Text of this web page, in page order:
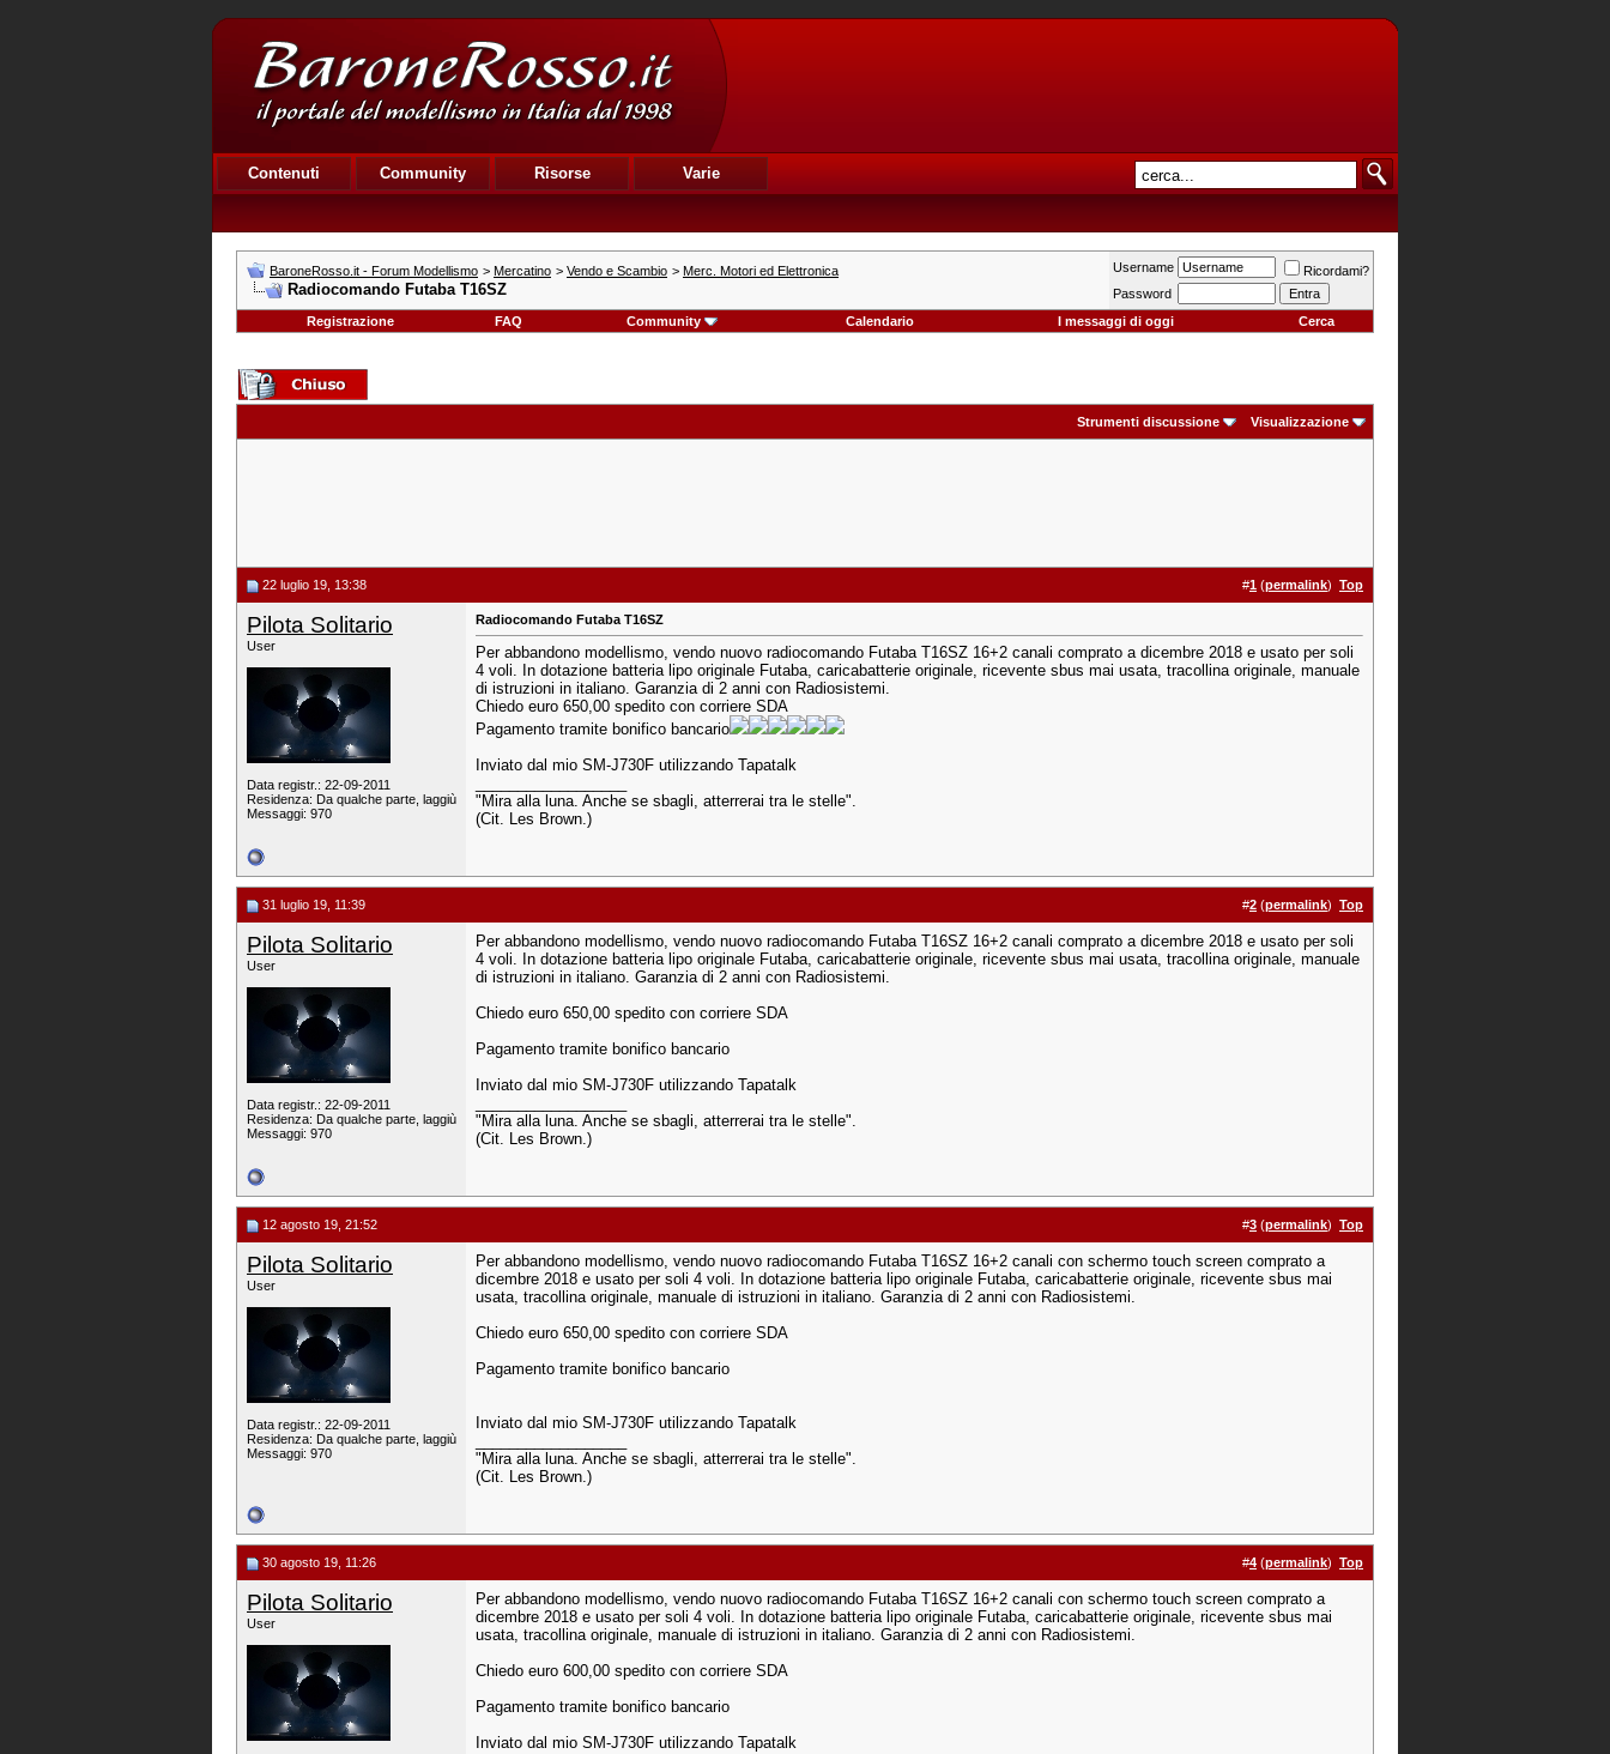
Contenuti Community Risorse Varie
BaroneRosso.it - Forum Modellismo > Mercatino > Vendo e Scambio > Merc. Motori ed Elettronica
Radiocomando Futaba T16SZ
Username
Ricordami?
Password
Registrazione
FAQ Community Calendario I messaggi di oggi Cerca
Strumenti discussione Visualizzazione
22 luglio 19, 13:38 #1 (permalink) Top
Pilota Solitario
User
Data registr.: 22-09-2011
Residenza: Da qualche parte, laggiù
Messaggi: 970
Radiocomando Futaba T16SZ
Per abbandono modellismo, vendo nuovo radiocomando Futaba T16SZ 16+2 canali comprato a dicembre 2018 e usato per soli
4 voli. In dotazione batteria lipo originale Futaba, caricabatterie originale, ricevente sbus mai usata, tracollina originale, manuale
di istruzioni in italiano. Garanzia di 2 anni con Radiosistemi.
Chiedo euro 650,00 spedito con corriere SDA
Pagamento tramite bonifico bancario
Inviato dal mio SM-J730F utilizzando Tapatalk
"Mira alla luna. Anche se sbagli, atterrerai tra le stelle".
(Cit. Les Brown.)
31 luglio 19, 11:39 #2 (permalink) Top
Pilota Solitario
User
Data registr.: 22-09-2011
Residenza: Da qualche parte, laggiù
Messaggi: 970
Per abbandono modellismo, vendo nuovo radiocomando Futaba T16SZ 16+2 canali comprato a dicembre 2018 e usato per soli
4 voli. In dotazione batteria lipo originale Futaba, caricabatterie originale, ricevente sbus mai usata, tracollina originale, manuale
di istruzioni in italiano. Garanzia di 2 anni con Radiosistemi.
Chiedo euro 650,00 spedito con corriere SDA
Pagamento tramite bonifico bancario
Inviato dal mio SM-J730F utilizzando Tapatalk
"Mira alla luna. Anche se sbagli, atterrerai tra le stelle".
(Cit. Les Brown.)
12 agosto 19, 21:52 #3 (permalink) Top
Pilota Solitario
User
Data registr.: 22-09-2011
Residenza: Da qualche parte, laggiù
Messaggi: 970
Per abbandono modellismo, vendo nuovo radiocomando Futaba T16SZ 16+2 canali con schermo touch screen comprato a
dicembre 2018 e usato per soli 4 voli. In dotazione batteria lipo originale Futaba, caricabatterie originale, ricevente sbus mai
usata, tracollina originale, manuale di istruzioni in italiano. Garanzia di 2 anni con Radiosistemi.
Chiedo euro 650,00 spedito con corriere SDA
Pagamento tramite bonifico bancario
Inviato dal mio SM-J730F utilizzando Tapatalk
"Mira alla luna. Anche se sbagli, atterrerai tra le stelle".
(Cit. Les Brown.)
30 agosto 19, 11:26 #4 (permalink) Top
Pilota Solitario
User
Per abbandono modellismo, vendo nuovo radiocomando Futaba T16SZ 16+2 canali con schermo touch screen comprato a
dicembre 2018 e usato per soli 4 voli. In dotazione batteria lipo originale Futaba, caricabatterie originale, ricevente sbus mai
usata, tracollina originale, manuale di istruzioni in italiano. Garanzia di 2 anni con Radiosistemi.
Chiedo euro 600,00 spedito con corriere SDA
Pagamento tramite bonifico bancario
Inviato dal mio SM-J730F utilizzando Tapatalk